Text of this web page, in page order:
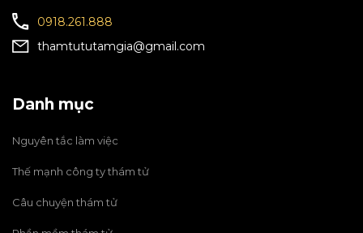
0918.261.888
thamtututamgia@gmail.com
Danh mục
Nguyên tắc làm việc
Thế mạnh công ty thám tử
Câu chuyện thám tử